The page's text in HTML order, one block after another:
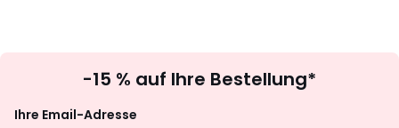
abonnieren
-15 % auf Ihre Bestellung*
Ihre Email-Adresse